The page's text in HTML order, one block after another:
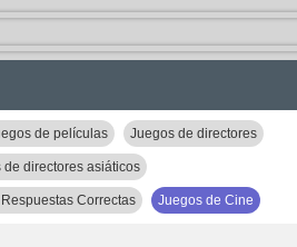
de películas Juegos de directores
de directores asiáticos
Correctas Juegos de Cine